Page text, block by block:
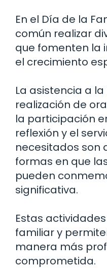
En el Día de la
común realizar
que fomenten la
el crecimiento
La asistencia a
realización de
la participación
reflexión y el
necesitados son
formas en que
pueden
significativa.
Estas
familiar y
manera más
comprometida.